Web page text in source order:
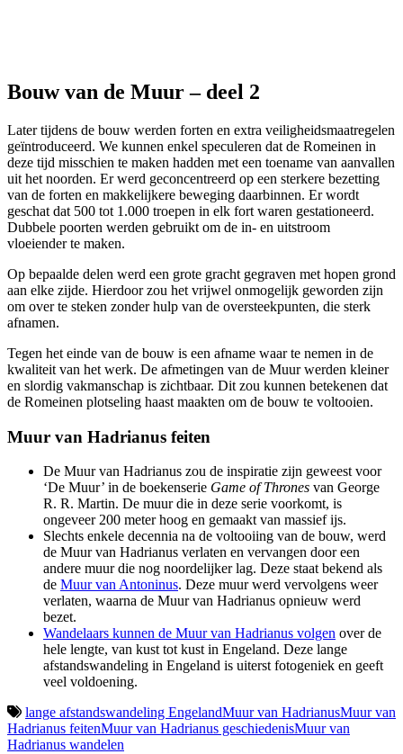
Bouw van de Muur – deel 2
Later tijdens de bouw werden forten en extra veiligheidsmaatregelen
geïntroduceerd. We kunnen enkel speculeren dat de Romeinen in
deze tijd misschien te maken hadden met een toename van aanvallen
uit het noorden. Er werd geconcentreerd op een sterkere bezetting
van de forten en makkelijkere beweging daarbinnen. Er wordt
geschat dat 500 tot 1.000 troepen in elk fort waren gestationeerd.
Dubbele poorten werden gebruikt om de in- en uitstroom
vloeiender te maken.
Op bepaalde delen werd een grote gracht gegraven met hopen grond
aan elke zijde. Hierdoor zou het vrijwel onmogelijk geworden zijn
om over te steken zonder hulp van de oversteekpunten, die sterk
afnamen.
Tegen het einde van de bouw is een afname waar te nemen in de
kwaliteit van het werk. De afmetingen van de Muur werden kleiner
en slordig vakmanschap is zichtbaar. Dit zou kunnen betekenen dat
de Romeinen plotseling haast maakten om de bouw te voltooien.
Muur van Hadrianus feiten
De Muur van Hadrianus zou de inspiratie zijn geweest voor
‘De Muur’ in de boekenserie Game of Thrones van George
R. R. Martin. De muur die in deze serie voorkomt, is
ongeveer 200 meter hoog en gemaakt van massief ijs.
Slechts enkele decennia na de voltooiing van de bouw, werd
de Muur van Hadrianus verlaten en vervangen door een
andere muur die nog noordelijker lag. Deze staat bekend als
de Muur van Antoninus. Deze muur werd vervolgens weer
verlaten, waarna de Muur van Hadrianus opnieuw werd
bezet.
Wandelaars kunnen de Muur van Hadrianus volgen over de
hele lengte, van kust tot kust in Engeland. Deze lange
afstandswandeling in Engeland is uiterst fotogeniek en geeft
veel voldoening.
lange afstandswandeling EngelandMuur van HadrianusMuur van
Hadrianus feitenMuur van Hadrianus geschiedenisMuur van
Hadrianus wandelen